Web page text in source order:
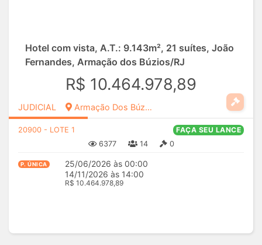
Hotel com vista, A.T.: 9.143m², 21 suítes, João
Fernandes, Armação dos Búzios/RJ
R$ 10.464.978,89
JUDICIAL Armação Dos Búzios, RJ
20900 - LOTE 1
FAÇA SEU LANCE
6377
14 0
P. ÚNICA
25/06/2026 às 00:00
14/11/2026 às 14:00
R$ 10.464.978,89